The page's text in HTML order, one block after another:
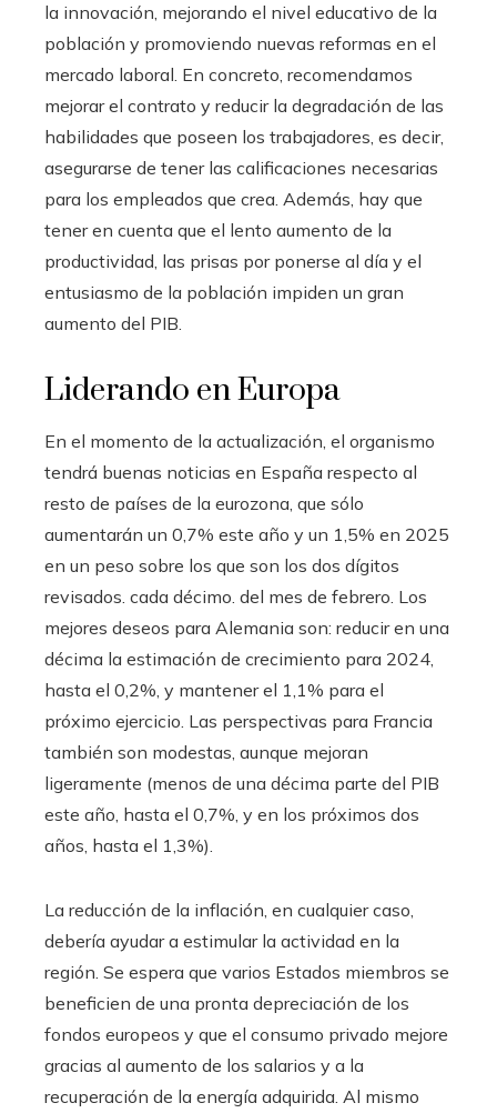
la innovación, mejorando el nivel educativo de la
población y promoviendo nuevas reformas en el
mercado laboral. En concreto, recomendamos
mejorar el contrato y reducir la degradación de las
habilidades que poseen los trabajadores, es decir,
asegurarse de tener las calificaciones necesarias
para los empleados que crea. Además, hay que
tener en cuenta que el lento aumento de la
productividad, las prisas por ponerse al día y el
entusiasmo de la población impiden un gran
aumento del PIB.
Liderando en Europa
En el momento de la actualización, el organismo
tendrá buenas noticias en España respecto al
resto de países de la eurozona, que sólo
aumentarán un 0,7% este año y un 1,5% en 2025
en un peso sobre los que son los dos dígitos
revisados. cada décimo. del mes de febrero. Los
mejores deseos para Alemania son: reducir en una
décima la estimación de crecimiento para 2024,
hasta el 0,2%, y mantener el 1,1% para el
próximo ejercicio. Las perspectivas para Francia
también son modestas, aunque mejoran
ligeramente (menos de una décima parte del PIB
este año, hasta el 0,7%, y en los próximos dos
años, hasta el 1,3%).
La reducción de la inflación, en cualquier caso,
debería ayudar a estimular la actividad en la
región. Se espera que varios Estados miembros se
beneficien de una pronta depreciación de los
fondos europeos y que el consumo privado mejore
gracias al aumento de los salarios y a la
recuperación de la energía adquirida. Al mismo